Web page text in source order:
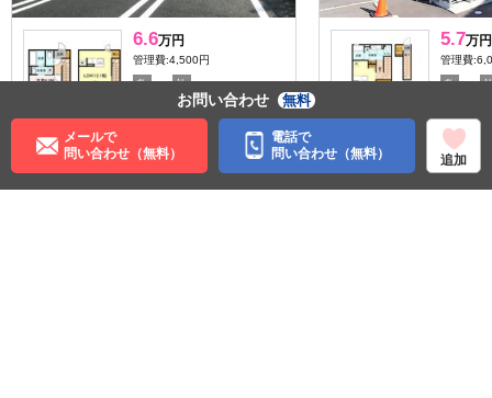
6.6万円
管理費:4,500円
敷 － 礼 －
1LDK
荒川沖駅 徒歩16分
茨城県土浦市北荒川沖町
収納
5.7万円
管理費
敷 －
土浦駅
歩5分
茨城県土
お問い合わせ 無料
メールで
問い合わせ（無料）
電話で
問い合わせ（無料）
追加